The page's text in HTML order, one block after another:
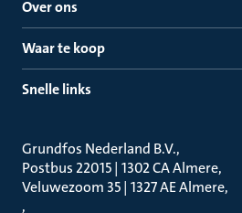
Over ons
Waar te koop
Snelle links
Grundfos Nederland B.V.
Postbus 22015 | 1302 CA Almere
Veluwezoom 35 | 1327 AE Almere